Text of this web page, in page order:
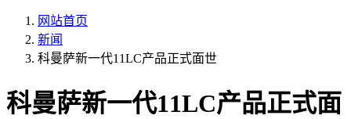
网站首页
新闻
科曼萨新一代11LC产品正式面世
科曼萨新一代11LC产品正式面